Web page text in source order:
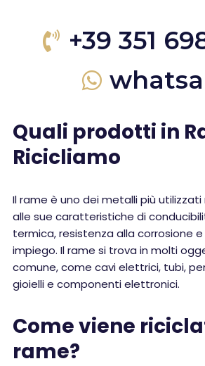
+39 351
Quali prodotti in
Ricicliamo
Il rame è uno dei metalli più
alle sue caratteristiche di
termica, resistenza alla corrosione
impiego. Il rame si trova in molti
comune, come cavi elettrici, tubi,
gioielli e componenti elettronici.
Come viene
rame?